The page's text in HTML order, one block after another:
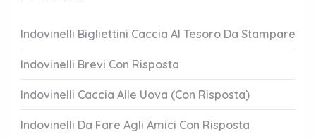
Indovinelli Bigliettini Caccia Al Tesoro Da Stampare
Indovinelli Brevi Con Risposta
Indovinelli Caccia Alle Uova (Con Risposta)
Indovinelli Da Fare Agli Amici Con Risposta